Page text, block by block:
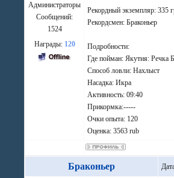
Администраторы
Сообщений:
1524
Награды: 120
Рекордный экземпляр: 335
Рекордсмен: Браконьер
Подробности:
Где пойман: Якутия: Речка
Способ ловли: Нахлыст
Насадка: Икра
Активность: 09:40
Прикормка:-----
Очки опыта: 120
Оценка: 3563 rub
Браконьер